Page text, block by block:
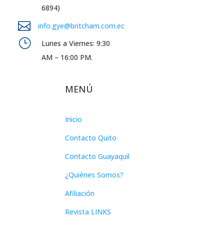
6894)
 info.gye@britcham.com.ec
}
Lunes a Viernes: 9:30
AM – 16:00 PM.
MENÚ
Inicio
Contacto Quito
Contacto Guayaquil
¿Quiénes Somos?
Afiliación
Revista LINKS